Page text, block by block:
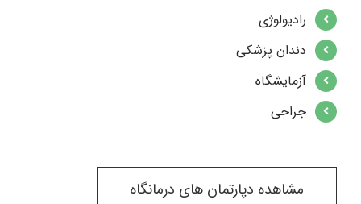
رادیولوژی
دندان پزشکی
آزمایشگاه
جراحی
مشاهده دپارتمان های درمانگاه